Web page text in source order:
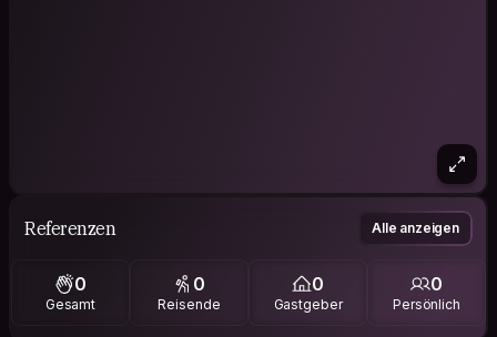
Referenzen Alle anzeigen
0
Gesamt
0
Reisende
0
Gastgeber
0
Persönlich